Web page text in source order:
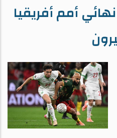
أمم أفريقيا